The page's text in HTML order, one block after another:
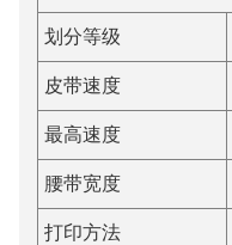
划分等级
皮带速度
最高速度
腰带宽度
打印方法